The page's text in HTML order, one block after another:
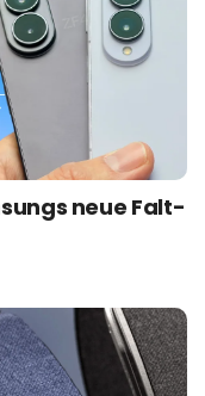
neue Falt-